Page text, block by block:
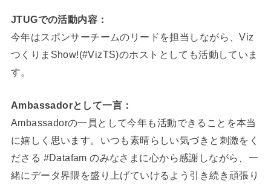
JTUGでの活動内容：
今年はスポンサーチームのリードを担当しながら、Viz
つくりまShow!(#VizTS)のホストとしても活動していま
す。
Ambassadorとして一言：
Ambassadorの一員として今年も活動できることを本当
に嬉しく思います。いつも素晴らしい気づきと刺激をく
ださる #Datafam のみなさまに心から感謝しながら、一
緒にデータ界隈を盛り上げていけるよう引き続き頑張り